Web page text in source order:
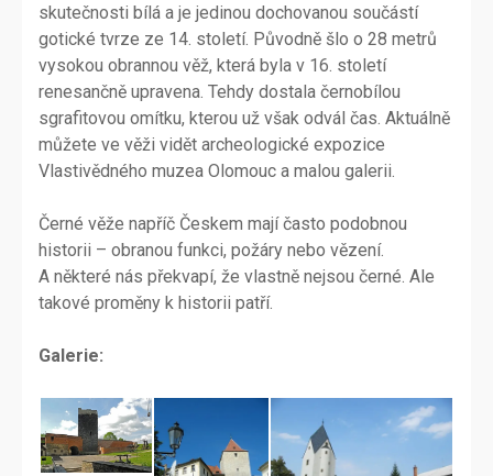
skutečnosti bílá a je jedinou dochovanou součástí
gotické tvrze ze 14. století. Původně šlo o 28 metrů
vysokou obrannou věž, která byla v 16. století
renesančně upravena. Tehdy dostala černobílou
sgrafitovou omítku, kterou už však odvál čas. Aktuálně
můžete ve věži vidět archeologické expozice
Vlastivědného muzea Olomouc a malou galerii.
Černé věže napříč Českem mají často podobnou
historii – obranou funkci, požáry nebo vězení.
A některé nás překvapí, že vlastně nejsou černé. Ale
takové proměny k historii patří.
Galerie: